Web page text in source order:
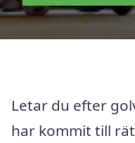
Letar du efter
har kommit till